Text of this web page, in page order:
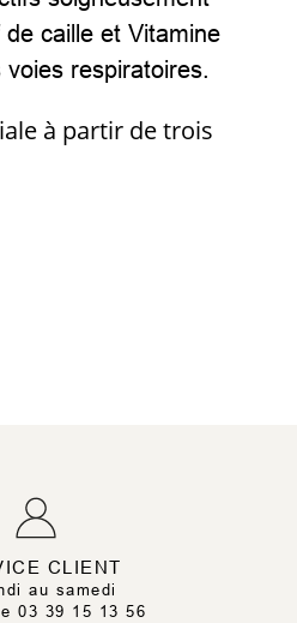
caille et Vitamine
respiratoires.
à partir de trois
CLIENT
au samedi
03 39 15 13 56